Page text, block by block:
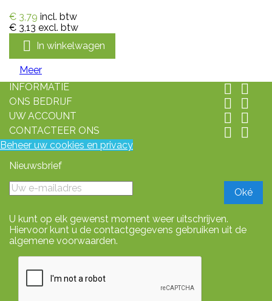
€ 3,79 incl. btw
€ 3,13 excl. btw
 In winkelwagen
Meer
INFORMATIE
 
ONS BEDRIJF  
UW ACCOUNT  
CONTACTEER ONS  
Beheer uw cookies en privacy
Nieuwsbrief
U kunt op elk gewenst moment weer uitschrijven.
Hiervoor kunt u de contactgegevens gebruiken uit de
algemene voorwaarden.